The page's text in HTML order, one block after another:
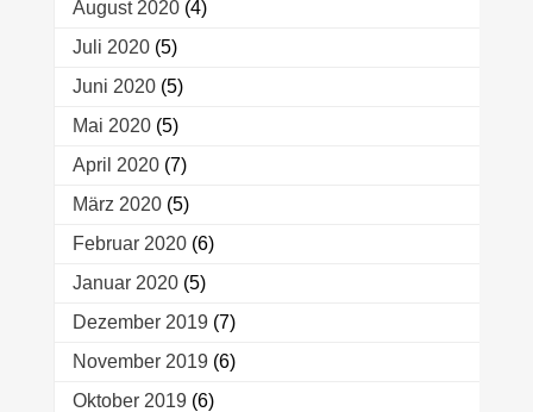
August 2020(4)
Juli 2020(5)
Juni 2020(5)
Mai 2020(5)
April 2020(7)
März 2020(5)
Februar 2020(6)
Januar 2020(5)
Dezember 2019(7)
November 2019(6)
Oktober 2019(6)